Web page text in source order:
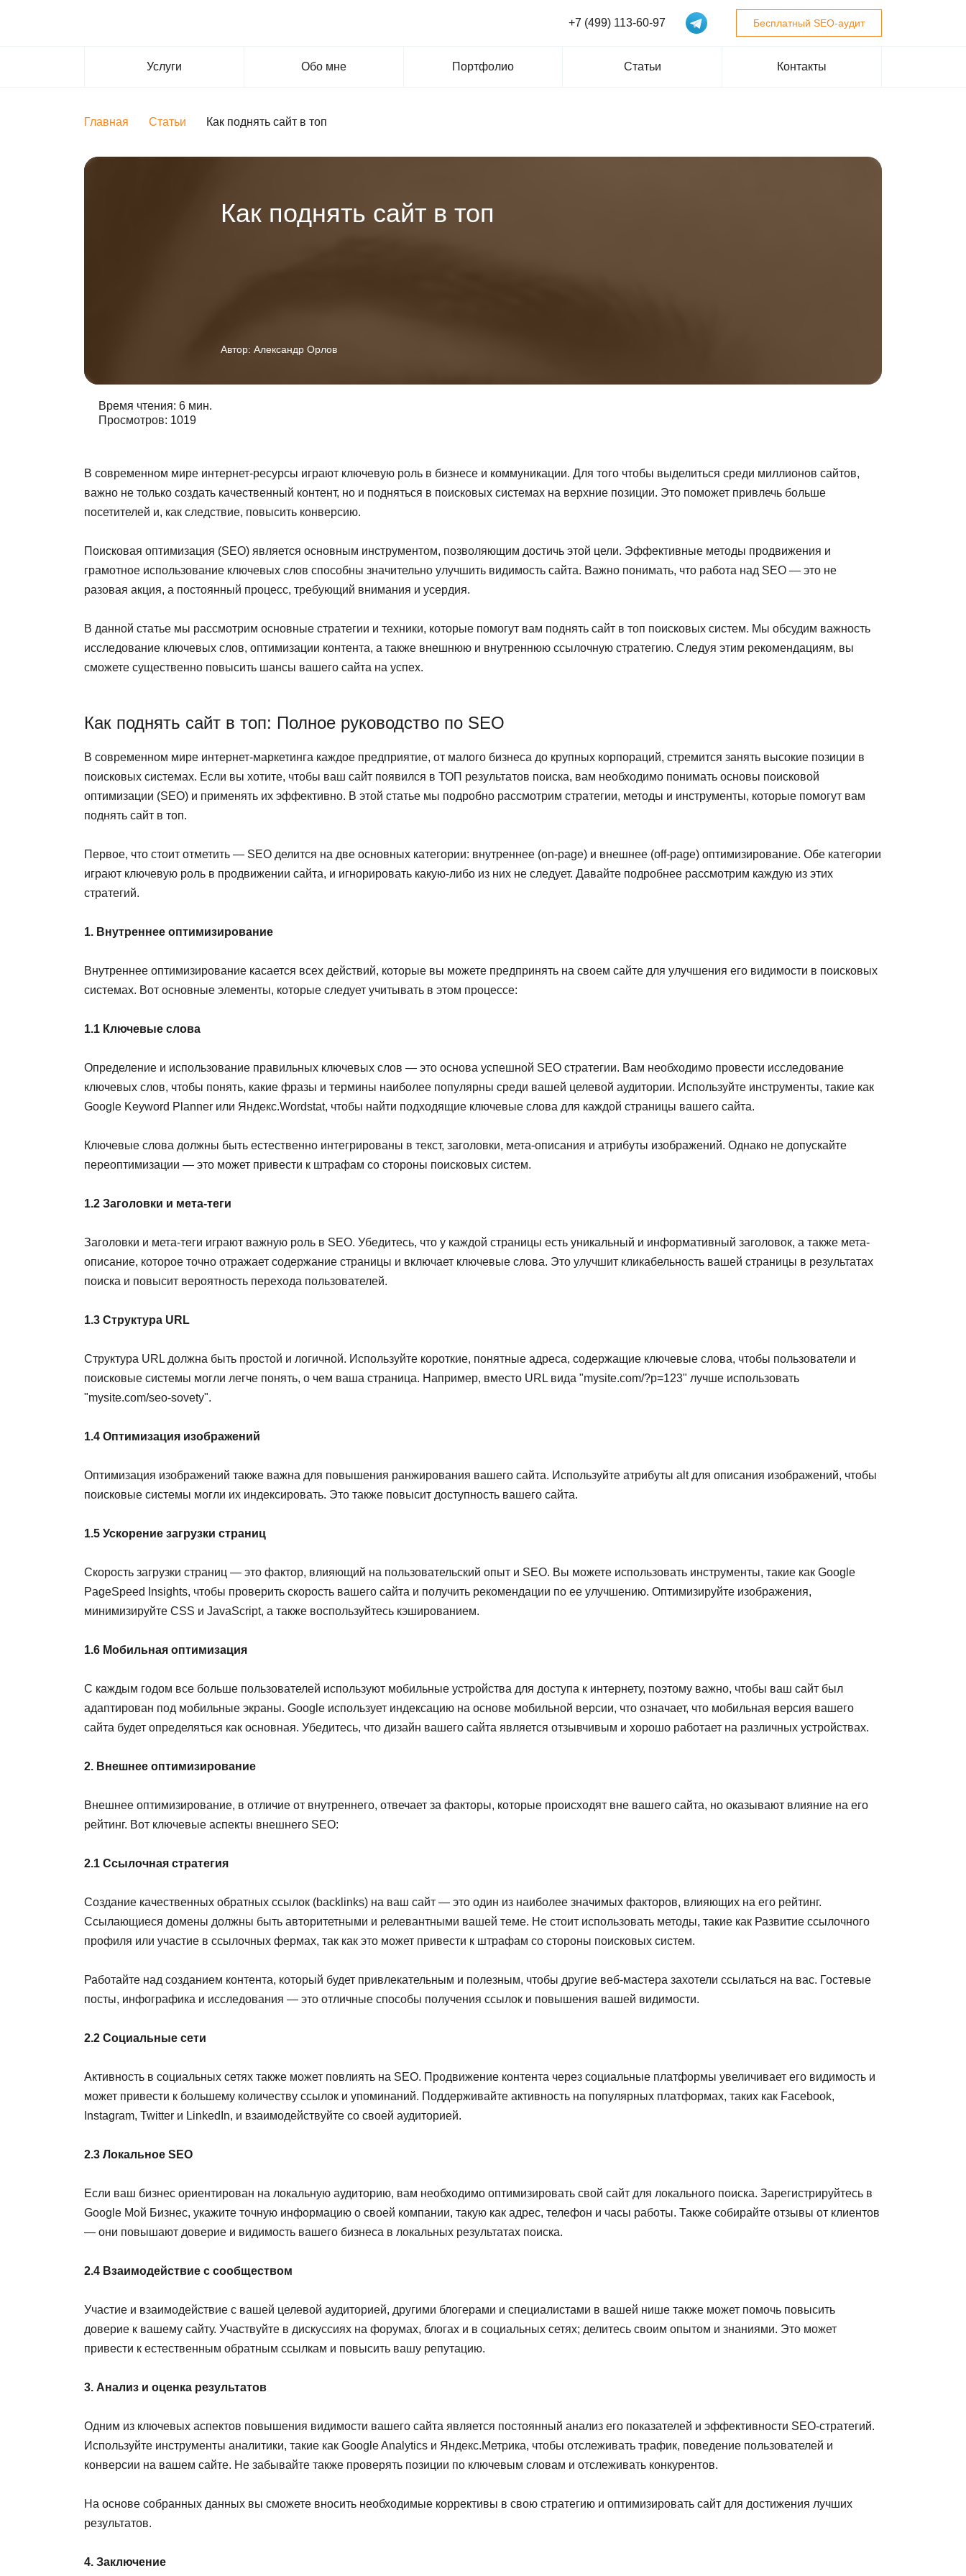
+7 (499) 113-60-97 Бесплатный SEO-аудит
Услуги Обо мне Портфолио Статьи Контакты
Главная Статьи Как поднять сайт в топ
Как поднять сайт в топ
Автор: Александр Орлов
Время чтения: 6 мин.
Просмотров: 1019
В современном мире интернет-ресурсы играют ключевую роль в бизнесе и коммуникации. Для того чтобы выделиться среди миллионов сайтов,
важно не только создать качественный контент, но и подняться в поисковых системах на верхние позиции. Это поможет привлечь больше
посетителей и, как следствие, повысить конверсию.
Поисковая оптимизация (SEO) является основным инструментом, позволяющим достичь этой цели. Эффективные методы продвижения и
грамотное использование ключевых слов способны значительно улучшить видимость сайта. Важно понимать, что работа над SEO — это не
разовая акция, а постоянный процесс, требующий внимания и усердия.
В данной статье мы рассмотрим основные стратегии и техники, которые помогут вам поднять сайт в топ поисковых систем. Мы обсудим важность
исследование ключевых слов, оптимизации контента, а также внешнюю и внутреннюю ссылочную стратегию. Следуя этим рекомендациям, вы
сможете существенно повысить шансы вашего сайта на успех.
Как поднять сайт в топ: Полное руководство по SEO
В современном мире интернет-маркетинга каждое предприятие, от малого бизнеса до крупных корпораций, стремится занять высокие позиции в
поисковых системах. Если вы хотите, чтобы ваш сайт появился в ТОП результатов поиска, вам необходимо понимать основы поисковой
оптимизации (SEO) и применять их эффективно. В этой статье мы подробно рассмотрим стратегии, методы и инструменты, которые помогут вам
поднять сайт в топ.
Первое, что стоит отметить — SEO делится на две основных категории: внутреннее (on-page) и внешнее (off-page) оптимизирование. Обе категории
играют ключевую роль в продвижении сайта, и игнорировать какую-либо из них не следует. Давайте подробнее рассмотрим каждую из этих
стратегий.
1. Внутреннее оптимизирование
Внутреннее оптимизирование касается всех действий, которые вы можете предпринять на своем сайте для улучшения его видимости в поисковых
системах. Вот основные элементы, которые следует учитывать в этом процессе:
1.1 Ключевые слова
Определение и использование правильных ключевых слов — это основа успешной SEO стратегии. Вам необходимо провести исследование
ключевых слов, чтобы понять, какие фразы и термины наиболее популярны среди вашей целевой аудитории. Используйте инструменты, такие как
Google Keyword Planner или Яндекс.Wordstat, чтобы найти подходящие ключевые слова для каждой страницы вашего сайта.
Ключевые слова должны быть естественно интегрированы в текст, заголовки, мета-описания и атрибуты изображений. Однако не допускайте
переоптимизации — это может привести к штрафам со стороны поисковых систем.
1.2 Заголовки и мета-теги
Заголовки и мета-теги играют важную роль в SEO. Убедитесь, что у каждой страницы есть уникальный и информативный заголовок, а также мета-
описание, которое точно отражает содержание страницы и включает ключевые слова. Это улучшит кликабельность вашей страницы в результатах
поиска и повысит вероятность перехода пользователей.
1.3 Структура URL
Структура URL должна быть простой и логичной. Используйте короткие, понятные адреса, содержащие ключевые слова, чтобы пользователи и
поисковые системы могли легче понять, о чем ваша страница. Например, вместо URL вида "mysite.com/?p=123" лучше использовать
"mysite.com/seo-sovety".
1.4 Оптимизация изображений
Оптимизация изображений также важна для повышения ранжирования вашего сайта. Используйте атрибуты alt для описания изображений, чтобы
поисковые системы могли их индексировать. Это также повысит доступность вашего сайта.
1.5 Ускорение загрузки страниц
Скорость загрузки страниц — это фактор, влияющий на пользовательский опыт и SEO. Вы можете использовать инструменты, такие как Google
PageSpeed Insights, чтобы проверить скорость вашего сайта и получить рекомендации по ее улучшению. Оптимизируйте изображения,
минимизируйте CSS и JavaScript, а также воспользуйтесь кэшированием.
1.6 Мобильная оптимизация
С каждым годом все больше пользователей используют мобильные устройства для доступа к интернету, поэтому важно, чтобы ваш сайт был
адаптирован под мобильные экраны. Google использует индексацию на основе мобильной версии, что означает, что мобильная версия вашего
сайта будет определяться как основная. Убедитесь, что дизайн вашего сайта является отзывчивым и хорошо работает на различных устройствах.
2. Внешнее оптимизирование
Внешнее оптимизирование, в отличие от внутреннего, отвечает за факторы, которые происходят вне вашего сайта, но оказывают влияние на его
рейтинг. Вот ключевые аспекты внешнего SEO:
2.1 Ссылочная стратегия
Создание качественных обратных ссылок (backlinks) на ваш сайт — это один из наиболее значимых факторов, влияющих на его рейтинг.
Ссылающиеся домены должны быть авторитетными и релевантными вашей теме. Не стоит использовать методы, такие как Развитие ссылочного
профиля или участие в ссылочных фермах, так как это может привести к штрафам со стороны поисковых систем.
Работайте над созданием контента, который будет привлекательным и полезным, чтобы другие веб-мастера захотели ссылаться на вас. Гостевые
посты, инфографика и исследования — это отличные способы получения ссылок и повышения вашей видимости.
2.2 Социальные сети
Активность в социальных сетях также может повлиять на SEO. Продвижение контента через социальные платформы увеличивает его видимость и
может привести к большему количеству ссылок и упоминаний. Поддерживайте активность на популярных платформах, таких как Facebook,
Instagram, Twitter и LinkedIn, и взаимодействуйте со своей аудиторией.
2.3 Локальное SEO
Если ваш бизнес ориентирован на локальную аудиторию, вам необходимо оптимизировать свой сайт для локального поиска. Зарегистрируйтесь в
Google Мой Бизнес, укажите точную информацию о своей компании, такую как адрес, телефон и часы работы. Также собирайте отзывы от клиентов
— они повышают доверие и видимость вашего бизнеса в локальных результатах поиска.
2.4 Взаимодействие с сообществом
Участие и взаимодействие с вашей целевой аудиторией, другими блогерами и специалистами в вашей нише также может помочь повысить
доверие к вашему сайту. Участвуйте в дискуссиях на форумах, блогах и в социальных сетях; делитесь своим опытом и знаниями. Это может
привести к естественным обратным ссылкам и повысить вашу репутацию.
3. Анализ и оценка результатов
Одним из ключевых аспектов повышения видимости вашего сайта является постоянный анализ его показателей и эффективности SEO-стратегий.
Используйте инструменты аналитики, такие как Google Analytics и Яндекс.Метрика, чтобы отслеживать трафик, поведение пользователей и
конверсии на вашем сайте. Не забывайте также проверять позиции по ключевым словам и отслеживать конкурентов.
На основе собранных данных вы сможете вносить необходимые коррективы в свою стратегию и оптимизировать сайт для достижения лучших
результатов.
4. Заключение